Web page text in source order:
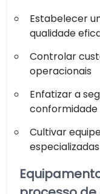
Estabelecer
qualidade
Controlar
operacionais
Enfatizar a
Cultivar
especializadas